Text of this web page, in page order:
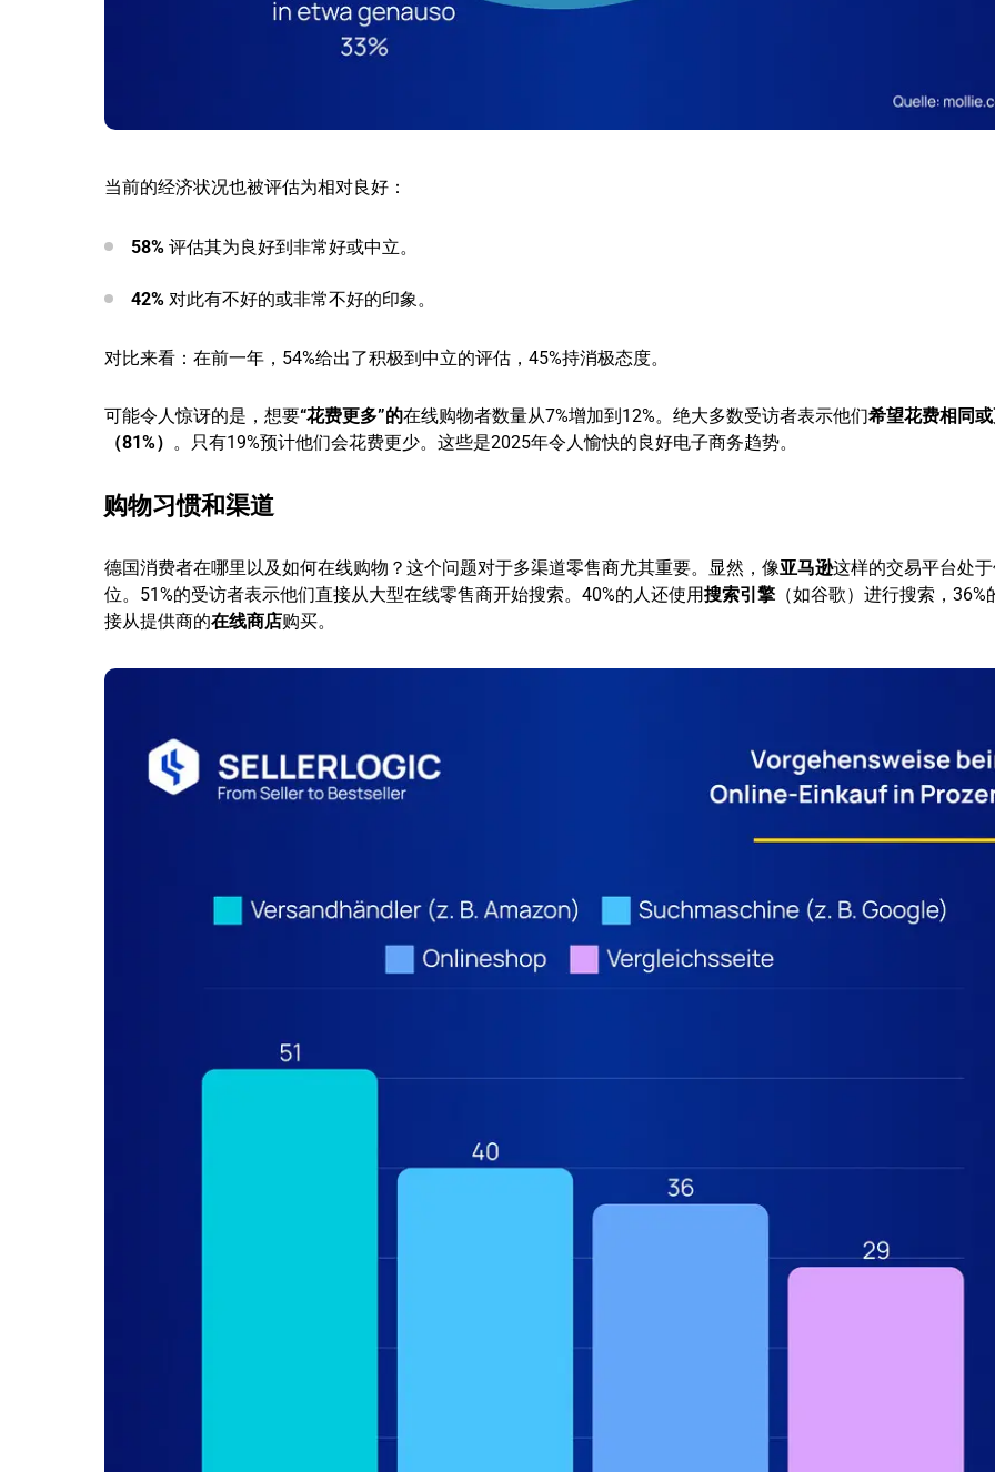
当前的经济状况也被评估为相对良好：
58% 评估其为良好到非常好或中立。
42% 对此有不好的或非常不好的印象。
对比来看：在前一年，54%给出了积极到中立的评估，45%持消极态度。
可能令人惊讶的是，想要“花费更多”的在线购物者数量从7%增加到12%。绝大多数受访者表示他们希望花费相同
（81%） 。只有19%预计他们会花费更少。这些是2025年令人愉快的良好电子商务趋势。
购物习惯和渠道
德国消费者在哪里以及如何在线购物？这个问题对于多渠道零售商尤其重要。显然，像亚马逊这样的交易平台处
位。51%的受访者表示他们直接从大型在线零售商开始搜索。40%的人还使用搜索引擎 （如谷歌）进行搜索，36%
接从提供商的在线商店购买。